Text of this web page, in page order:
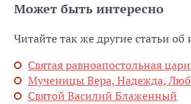
Может быть интересно
Читайте так же другие статьи об
Святая равноапостольная
Мученицы Вера, Надежда,
Святой Василий Блаженный